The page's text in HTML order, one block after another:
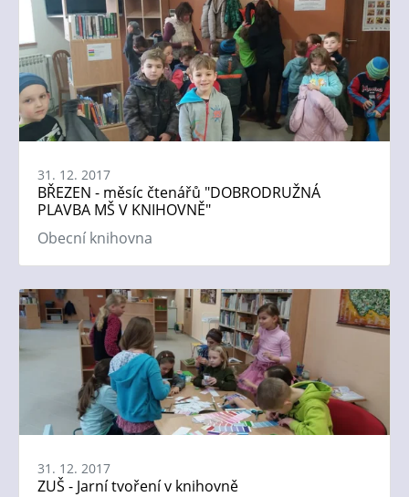
31. 12. 2017
BŘEZEN - měsíc čtenářů "DOBRODRUŽNÁ
PLAVBA MŠ V KNIHOVNĚ"
Obecní knihovna
31. 12. 2017
ZUŠ - Jarní tvoření v knihovně